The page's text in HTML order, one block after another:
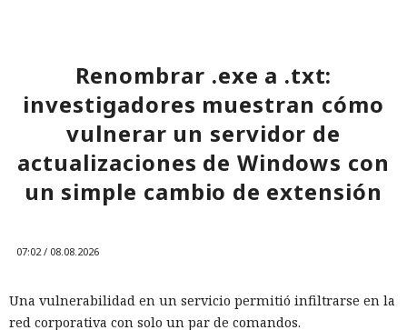
Renombrar .exe a .txt:
investigadores muestran cómo
vulnerar un servidor de
actualizaciones de Windows con
un simple cambio de extensión
07:02 / 08.08.2026
Una vulnerabilidad en un servicio permitió infiltrarse en la
red corporativa con solo un par de comandos.